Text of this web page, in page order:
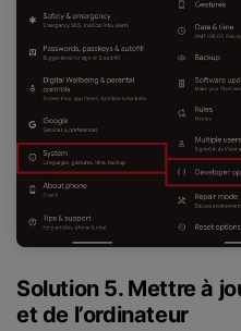
Solution 5. Mettre à
et de l’ordinateur